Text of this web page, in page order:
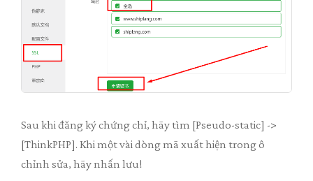
Sau khi đăng ký chứng chỉ, hãy tìm [Pseudo-static] ->
[ThinkPHP]. Khi một vài dòng mã xuất hiện trong ô
chỉnh sửa, hãy nhấn lưu!